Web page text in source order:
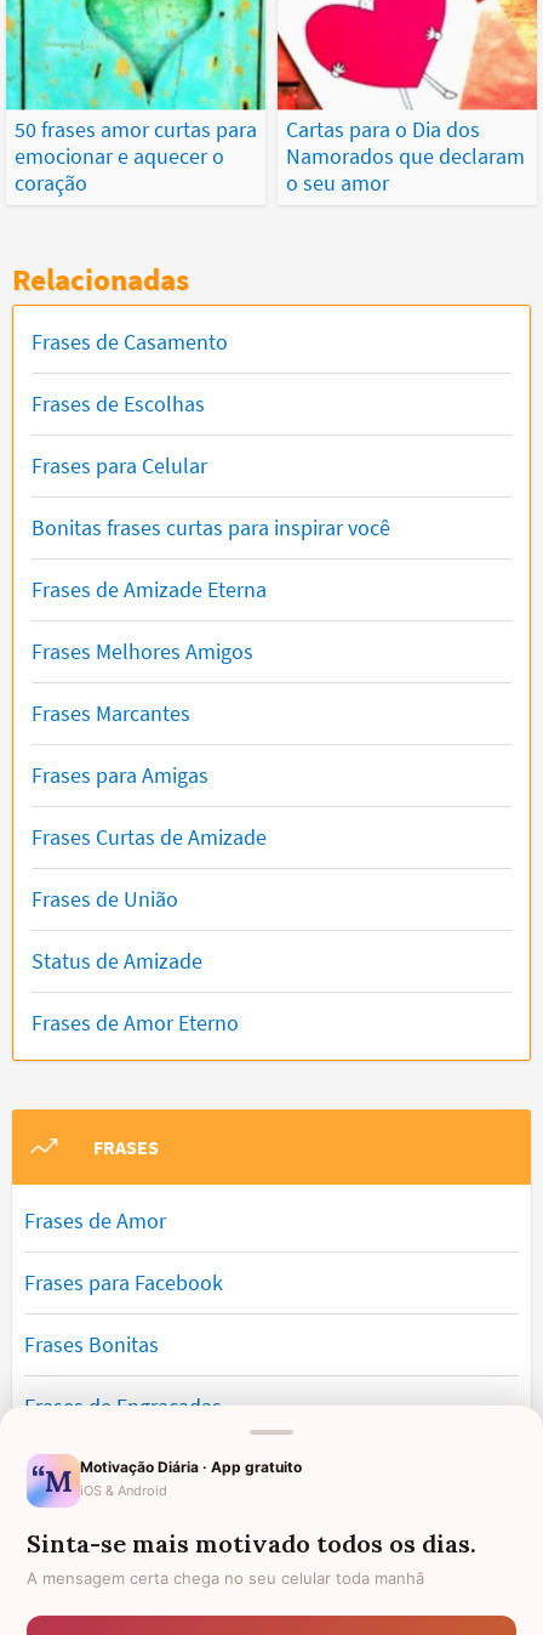
50 frases amor curtas para
emocionar e aquecer o
coração
Cartas para o Dia dos
Namorados que declaram
o seu amor
Relacionadas
Frases de Casamento
Frases de Escolhas
Frases para Celular
Bonitas frases curtas para inspirar você
Frases de Amizade Eterna
Frases Melhores Amigos
Frases Marcantes
Frases para Amigas
Frases Curtas de Amizade
Frases de União
Status de Amizade
Frases de Amor Eterno
FRASES
Frases de Amor
Frases para Facebook
Frases Bonitas
Frases de Engraçadas
Frases Românticas
Frases de Reflexão
Frases Lindas
Motivação Diária · App gratuito
iOS & Android
Sinta-se mais motivado todos os dias.
A mensagem certa chega no seu celular toda manhã